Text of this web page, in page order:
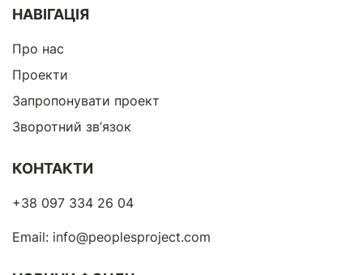
НАВІГАЦІЯ
Про нас
Проекти
Запропонувати проект
Зворотний зв’язок
КОНТАКТИ
+38 097 334 26 04
Email: info@peoplesproject.com